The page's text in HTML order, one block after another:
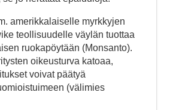
amerikkalaiselle myrkkyjen
teollisuudelle väylän tuottaa
ruokapöytään (Monsanto).
oikeusturva katoaa,
voivat päätyä
(välimies